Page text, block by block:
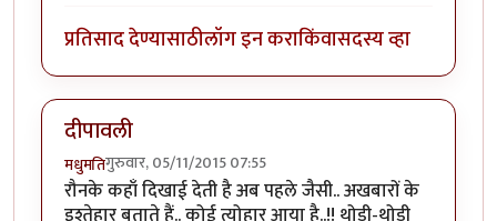
प्रतिसाद देण्यासाठीलॉग इन कराकिंवासदस्य व्हा
दीपावली
मधुमतिगुरुवार, 05/11/2015 07:55
रौनके कहाँ दिखाई देती है अब पहले जैसी.. अखबारों के